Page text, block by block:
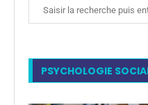
PSYCHOLOGIE